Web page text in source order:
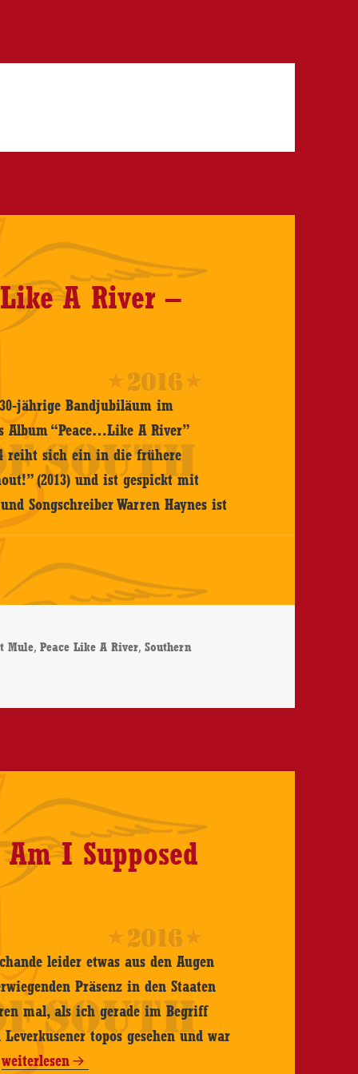
A River –
jährige Bandjubiläum im
Album “Peace…Like A River”
reiht sich ein in die frühere
(2013) und ist gespickt mit
Songschreiber Warren Haynes ist
Mule,Peace Like A River,Southern
Peace…Like A River – CD-Review
I Supposed
leider etwas aus den Augen
Präsenz in den Staaten
mal, als ich gerade im Begriff
topos gesehen und war
Grainne
weiterlesen